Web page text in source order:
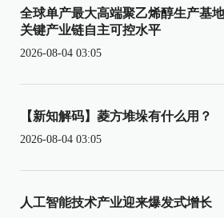
全球单产最大高端聚乙烯醇生产基
关键产业链自主可控水平
2026-08-04 03:05
【新知解码】菱方堆垛有什么用？
2026-08-04 03:05
人工智能技术产业迎来爆发式增长